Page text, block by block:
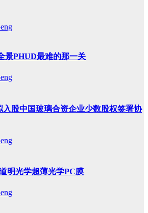
景PHUD最难的那一关
股中国玻璃合资企业少数股权签署协
明光学超薄光学PC膜